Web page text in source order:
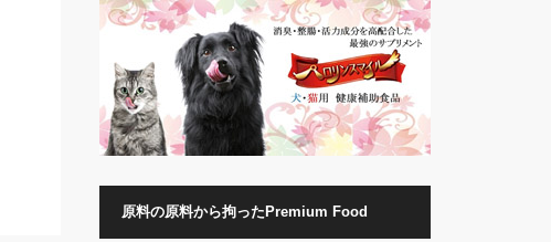
原料の原料から拘ったPremium Food